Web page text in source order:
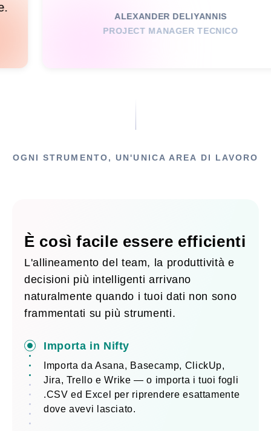
ALEXANDER DELIYANNIS
PROJECT MANAGER
OGNI STRUMENTO, UN'UNICA AREA DI LAVORO
È così facile essere efficienti
L'allineamento del team, la produttività e
decisioni più intelligenti arrivano
naturalmente quando i tuoi dati non sono
frammentati su più strumenti.
Importa in Nifty
Importa da Asana, Basecamp, ClickUp,
Jira, Trello e Wrike — o importa i tuoi fogli
.CSV ed Excel per riprendere esattamente
dove avevi lasciato.